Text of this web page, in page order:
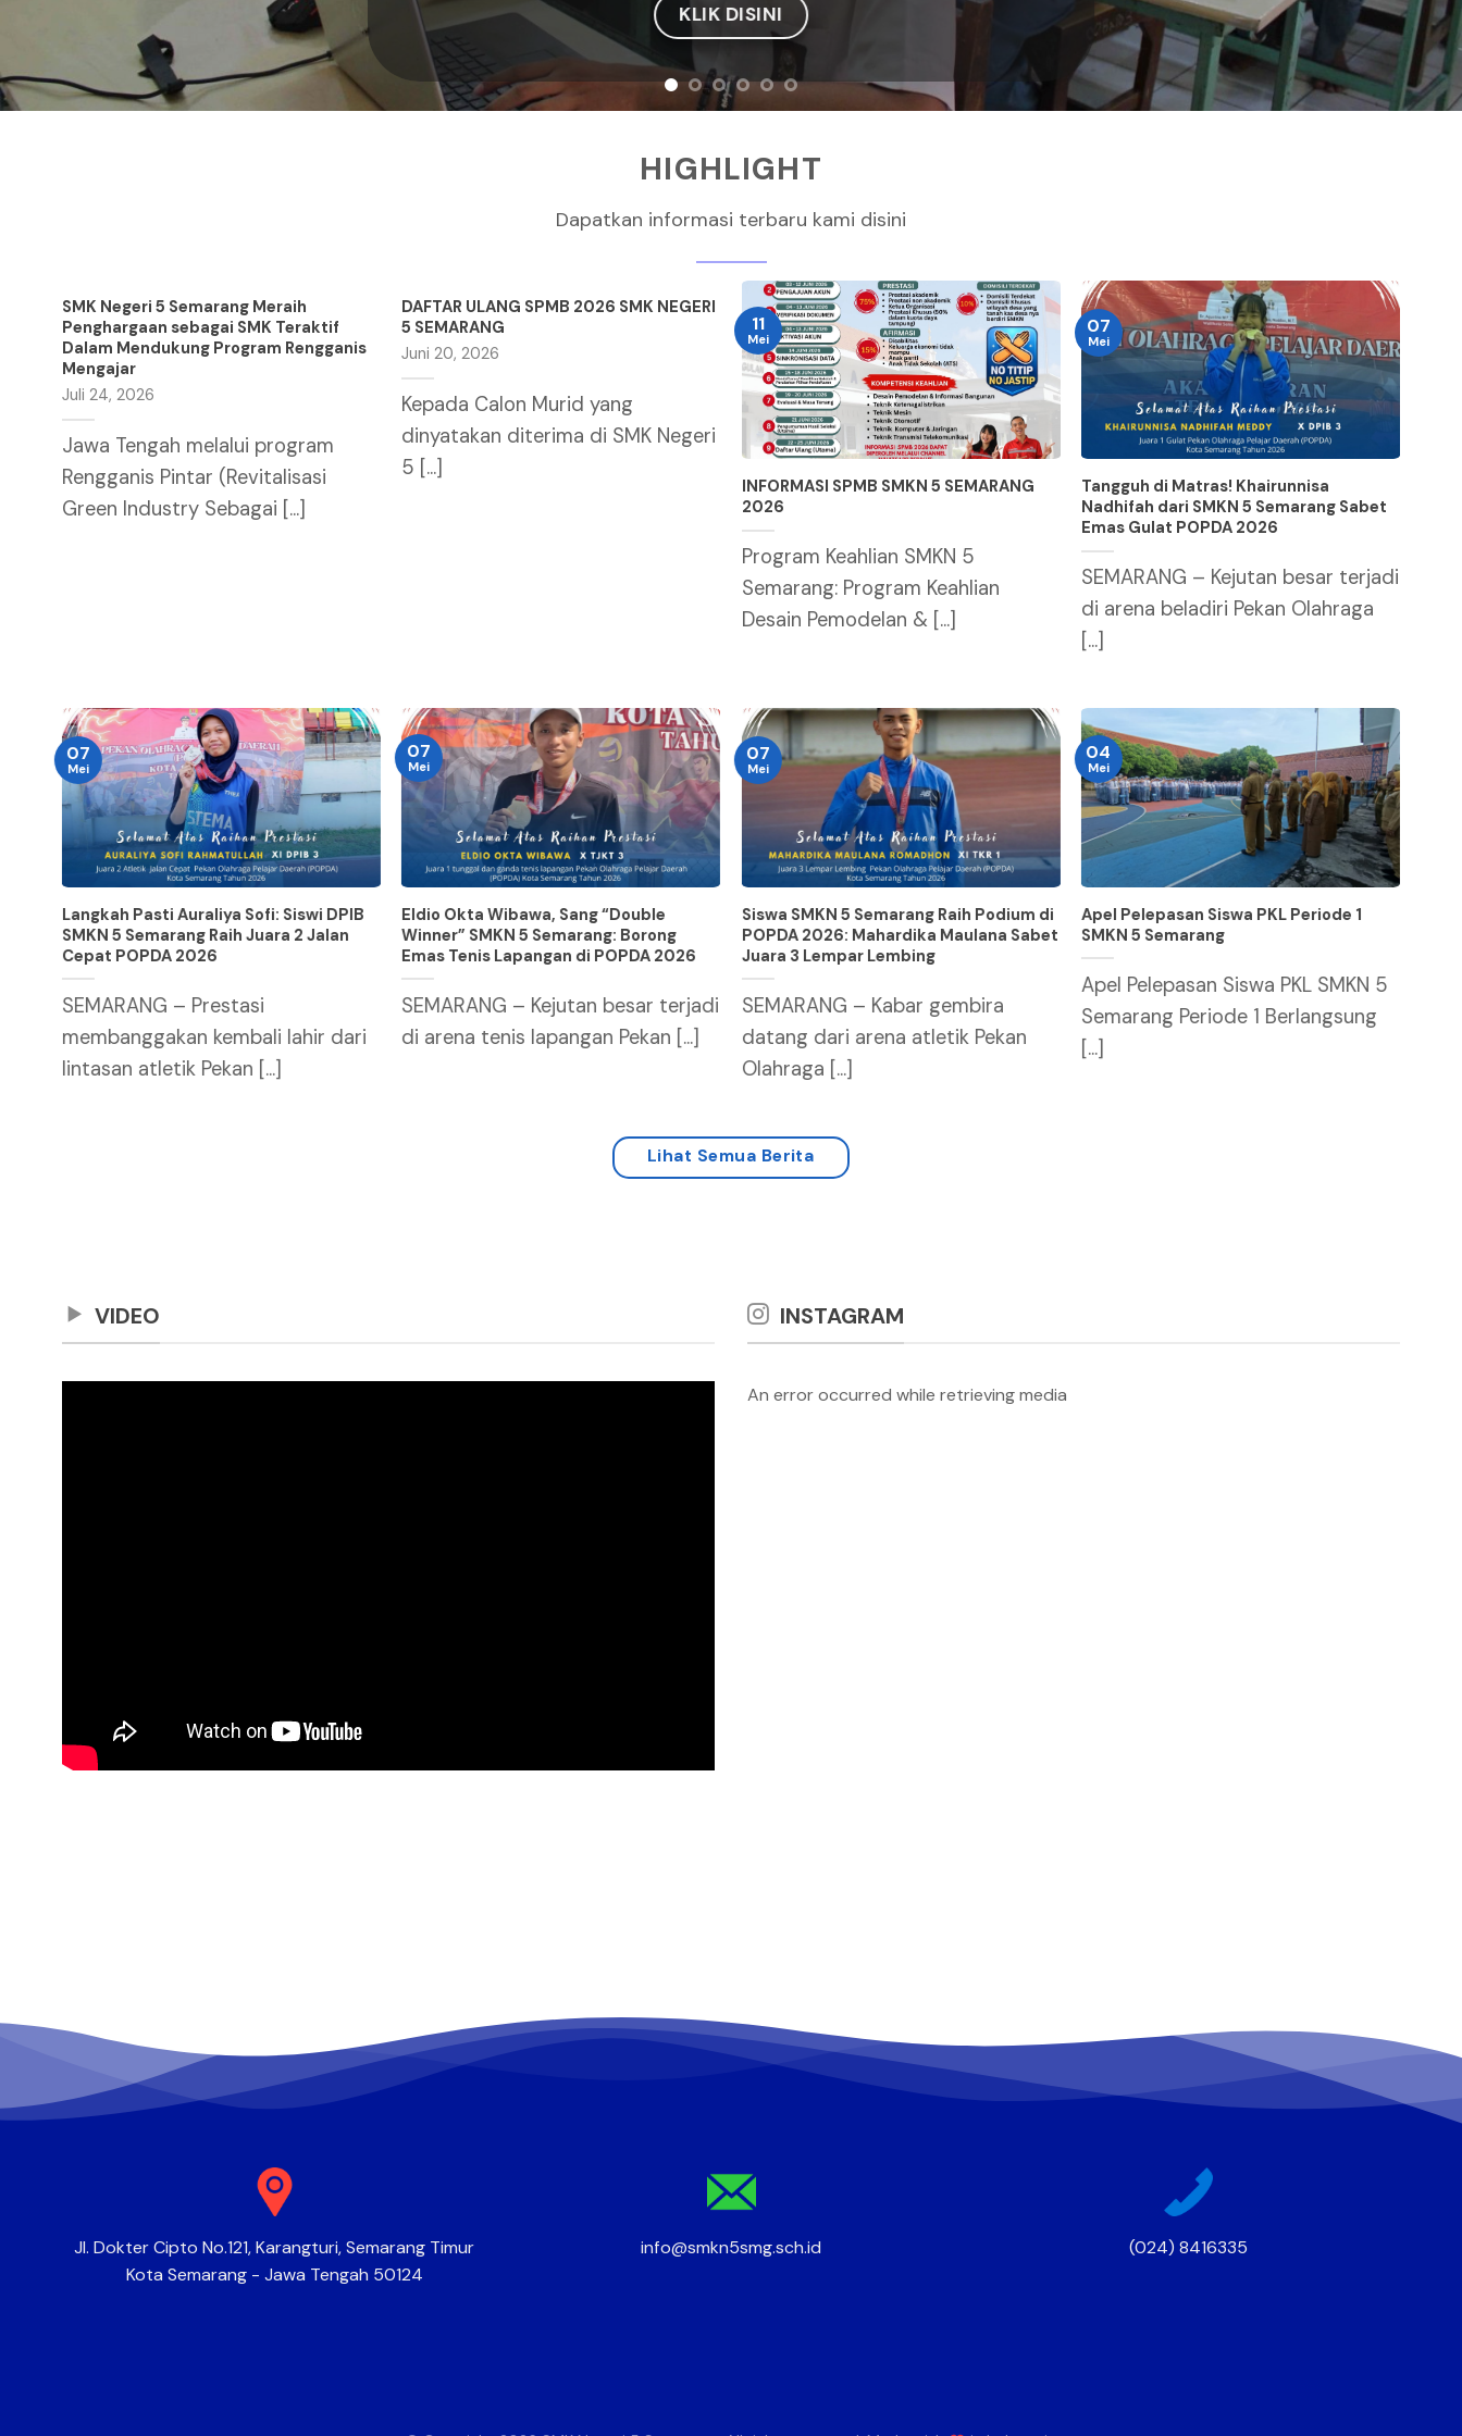
KLIK DI SINI
HIGHLIGHT
Dapatkan informasi terbaru kami disini
SMK Negeri 5 Semarang Meraih
Penghargaan sebagai SMK Teraktif
Dalam Mendukung Program Rengganis
Mengajar
Juli 24, 2026
Jawa Tengah melalui program
Rengganis Pintar (Revitalisasi
Green Industry Sebagai [...]
DAFTAR ULANG SPMB 2026 SMK NEGERI
5 SEMARANG
Juni 20, 2026
Kepada Calon Murid yang
dinyatakan diterima di SMK Negeri
5 [...]
INFORMASI SPMB SMKN 5 SEMARANG
2026
Program Keahlian SMKN 5
Semarang: Program Keahlian
Desain Pemodelan & [...]
11
Mei
Tangguh di Matras! Khairunnisa
Nadhifah dari SMKN 5 Semarang Sabet
Emas Gulat POPDA 2026
SEMARANG – Kejutan besar terjadi
di arena beladiri Pekan Olahraga
[...]
07
Mei
Langkah Pasti Auraliya Sofi: Siswi DPIB
SMKN 5 Semarang Raih Juara 2 Jalan
Cepat POPDA 2026
SEMARANG – Prestasi
membanggakan kembali lahir dari
lintasan atletik Pekan [...]
07
Mei
Eldio Okta Wibawa, Sang “Double
Winner” SMKN 5 Semarang: Borong
Emas Tenis Lapangan di POPDA 2026
SEMARANG – Kejutan besar terjadi
di arena tenis lapangan Pekan [...]
07
Mei
Siswa SMKN 5 Semarang Raih Podium di
POPDA 2026: Mahardika Maulana Sabet
Juara 3 Lempar Lembing
SEMARANG – Kabar gembira
datang dari arena atletik Pekan
Olahraga [...]
07
Mei
Apel Pelepasan Siswa PKL Periode 1
SMKN 5 Semarang
Apel Pelepasan Siswa PKL SMKN 5
Semarang Periode 1 Berlangsung
[...]
04
Mei
Lihat Semua Berita
VIDEO INSTAGRAM
An error occurred while retrieving media
Jl. Dokter Cipto No.121, Karangturi, Semarang Timur
Kota Semarang - Jawa Tengah 50124
info@smkn5smg.sch.id (024) 8416335